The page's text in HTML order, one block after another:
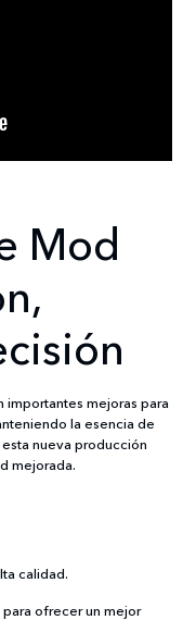
Mod
importantes mejoras para
la esencia de
nueva producción
mejorada.
calidad.
ofrecer un mejor